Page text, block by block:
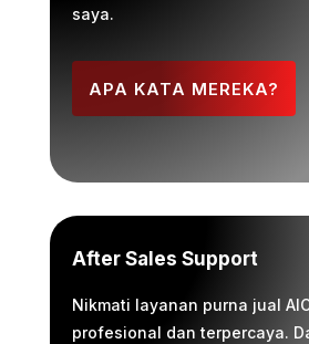
saya.
APA KATA MEREKA?
After Sales Support
Nikmati layanan purna jual
profesional dan terpercaya.